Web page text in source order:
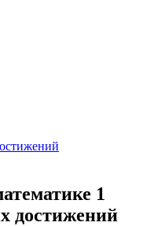
1
достижений